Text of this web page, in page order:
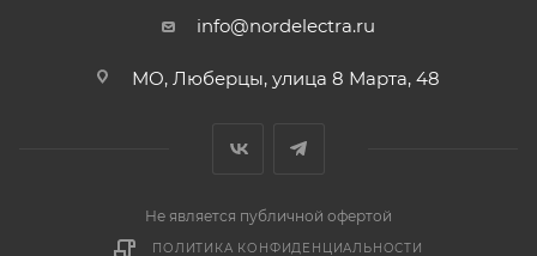
info@nordelectra.ru
МО, Люберцы, улица 8 Марта, 48
Не является публичной офертой
ПОЛИТИКА КОНФИДЕНЦИАЛЬНОСТИ